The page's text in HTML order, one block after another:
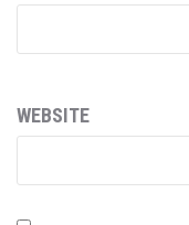
WEBSITE